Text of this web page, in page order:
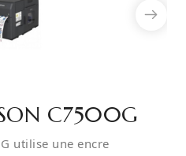
C7500G
utilise une encre